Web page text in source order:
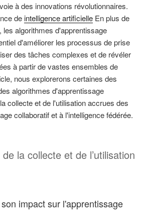
à des innovations révolutionnaires.
deintelligence artificielle En plus de
les algorithmes d'apprentissage
d'améliorer les processus de prise
des tâches complexes et de révéler
à partir de vastes ensembles de
nous explorerons certaines des
algorithmes d'apprentissage
collecte et de l'utilisation accrues des
collaboratif et à l'intelligence fédérée.
la collecte et de l’utilisation
impact sur l'apprentissage